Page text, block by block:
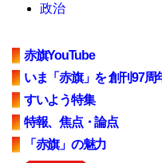
政治
赤旗YouTube
いま「赤旗」を 創刊97周
すいよう特集
特報、焦点・論点
「赤旗」の魅力